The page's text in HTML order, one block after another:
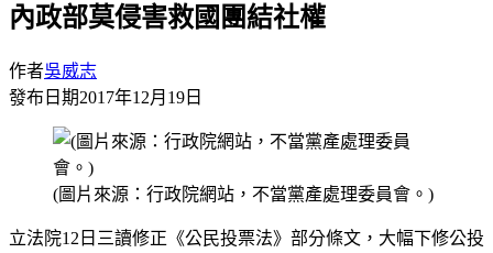
內政部莫侵害救國團結社權
作者吳威志
發布日期2017年12月19日
(圖片來源：行政院網站，不當黨產處理委員會。)
立法院12日三讀修正《公民投票法》部分條文，大幅下修公投